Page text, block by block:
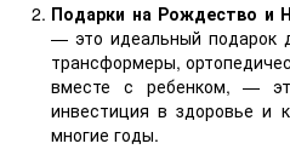
Подарки на Рождество и
— это идеальный подарок
трансформеры,
вместе с ребенком, —
инвестиция в здоровье и
многие годы.